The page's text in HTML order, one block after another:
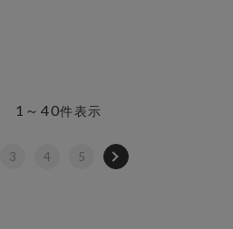
1～40件表示
3 4 5